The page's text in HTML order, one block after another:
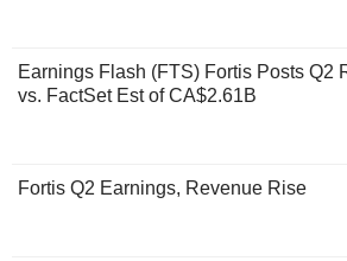
Earnings Flash (FTS) Fortis Posts Q2
vs. FactSet Est of CA$2.61B
Fortis Q2 Earnings, Revenue Rise